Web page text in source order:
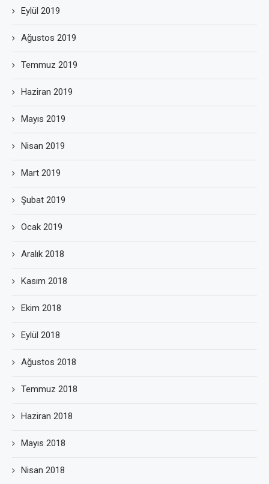
Eylül 2019
Ağustos 2019
Temmuz 2019
Haziran 2019
Mayıs 2019
Nisan 2019
Mart 2019
Şubat 2019
Ocak 2019
Aralık 2018
Kasım 2018
Ekim 2018
Eylül 2018
Ağustos 2018
Temmuz 2018
Haziran 2018
Mayıs 2018
Nisan 2018